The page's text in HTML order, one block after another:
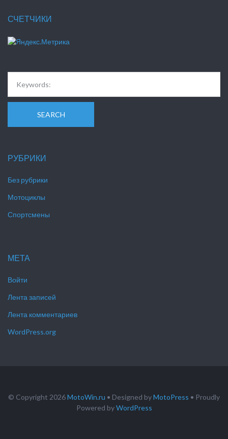
СЧЕТЧИКИ
SEARCH
РУБРИКИ
Без рубрики
Мотоциклы
Спортсмены
МЕТА
Войти
Лента записей
Лента комментариев
WordPress.org
© Copyright 2026MotoWin.ru • Designed byMotoPress • Proudly
Powered byWordPress